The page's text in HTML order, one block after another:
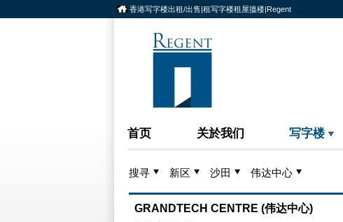
香港写字楼出租/出售|租写字楼租屋搵楼|Regent
首页 关於我们 写字楼
搜寻 新区 沙田 伟达中心
GRANDTECH CENTRE (伟达中心)